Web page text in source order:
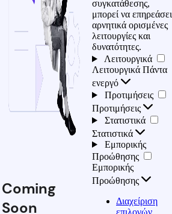
Coming
Soon
συγκατάθεσης,
μπορεί να επηρεάσει
αρνητικά ορισμένες
λειτουργίες και
δυνατότητες.
Λειτουργικά
Λειτουργικά Πάντα
ενεργό
Προτιμήσεις
Προτιμήσεις
Στατιστικά
Στατιστικά
Εμπορικής
Προώθησης
Εμπορικής
Προώθησης
Διαχείριση
επιλογών